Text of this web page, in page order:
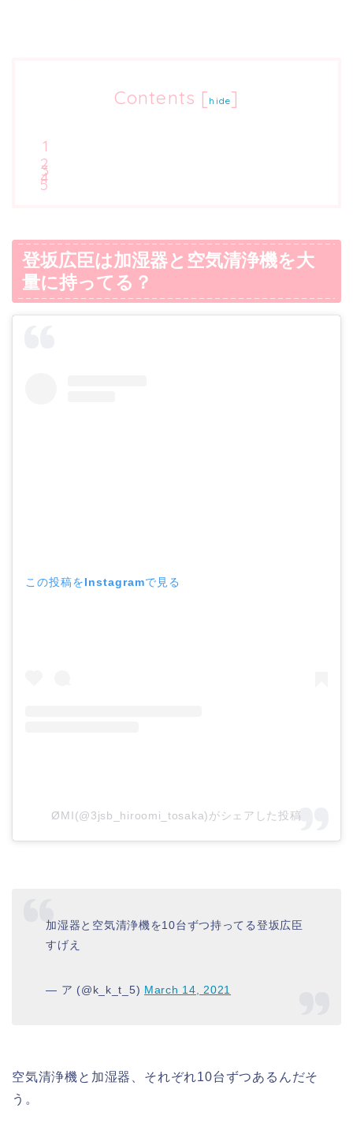
Contents [ hide]
登坂広臣は加湿器と空気清浄機を大
量に持ってる？
この投稿をInstagramで見る
ØMI(@3jsb_hiroomi_tosaka)がシェアした投稿
加湿器と空気清浄機を10台ずつ持ってる登坂広臣
すげえ
— ア (@k_k_t_5) March 14, 2021
空気清浄機と加湿器、それぞれ10台ずつあるんだそ
う。